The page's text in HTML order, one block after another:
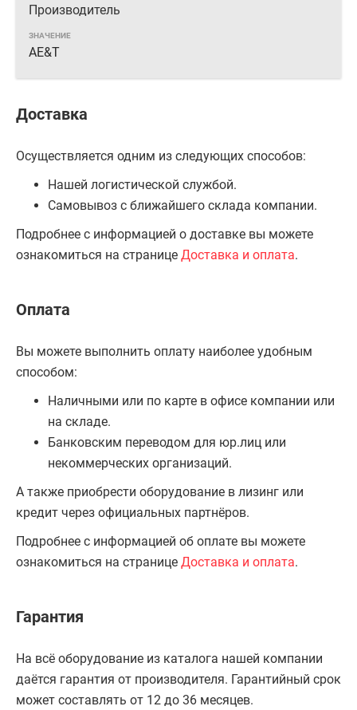
Производитель
AE&T
Доставка
Осуществляется одним из следующих способов:
Нашей логистической службой.
Самовывоз с ближайшего склада компании.
Подробнее с информацией о доставке вы можете
ознакомиться на странице Доставка и оплата.
Оплата
Вы можете выполнить оплату наиболее удобным
способом:
Наличными или по карте в офисе компании или
на складе.
Банковским переводом для юр.лиц или
некоммерческих организаций.
А также приобрести оборудование в лизинг или
кредит через официальных партнёров.
Подробнее с информацией об оплате вы можете
ознакомиться на странице Доставка и оплата.
Гарантия
На всё оборудование из каталога нашей компании
даётся гарантия от производителя. Гарантийный срок
может составлять от 12 до 36 месяцев.